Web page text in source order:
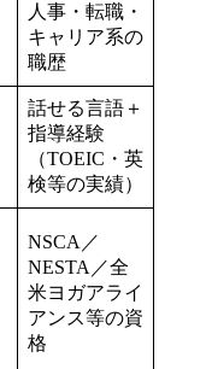
人事・転職・
キャリア系の
職歴
話せる言語＋
指導経験
（TOEIC・英
検等の実績）
NSCA／
NESTA／全
米ヨガアライ
アンス等の資
格